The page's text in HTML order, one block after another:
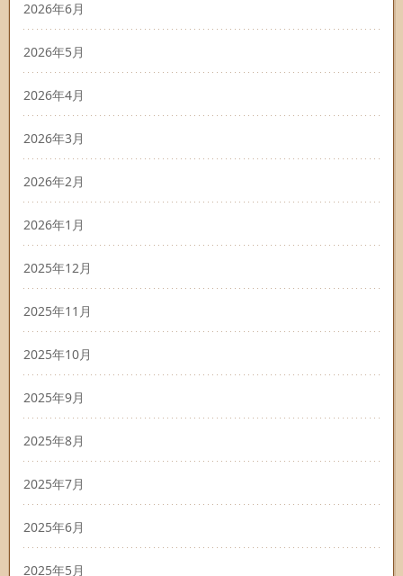
2026年6月
2026年5月
2026年4月
2026年3月
2026年2月
2026年1月
2025年12月
2025年11月
2025年10月
2025年9月
2025年8月
2025年7月
2025年6月
2025年5月